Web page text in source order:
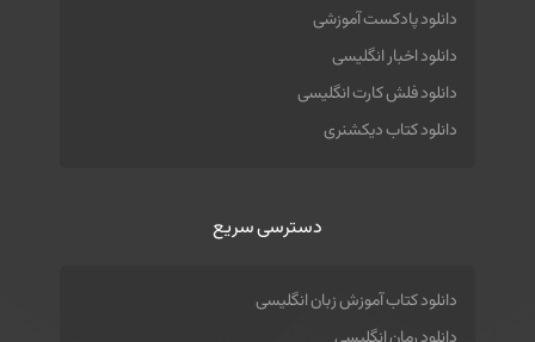
دانلود پادکست آموزشی
دانلود اخبار انگلیسی
دانلود فلش کارت انگلیسی
دانلود کتاب دیکشنری
دسترسی سریع
دانلود کتاب آموزش زبان انگلیسی